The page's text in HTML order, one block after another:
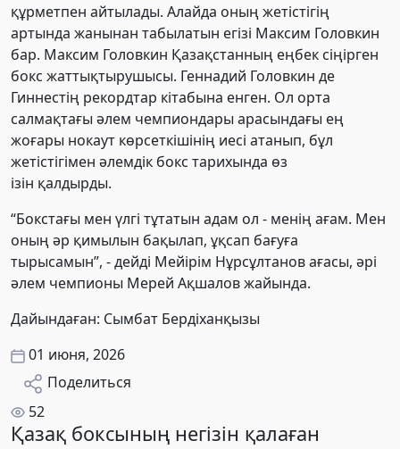
құрметпен айтылады. Алайда оның жетістігің
артында жанынан табылатын егізі Максим Головкин
бар. Максим Головкин Қазақстанның еңбек сіңірген
бокс жаттықтырушысы. Геннадий Головкин де
Гиннестің рекордтар кітабына енген. Ол орта
салмақтағы әлем чемпиондары арасындағы ең
жоғары нокаут көрсеткішінің иесі атанып, бұл
жетістігімен әлемдік бокс тарихында өз
ізін қалдырды.
“Бокстағы мен үлгі тұтатын адам ол - менің ағам. Мен
оның әр қимылын бақылап, ұқсап бағуға
тырысамын”, - дейді Мейірім Нұрсұлтанов ағасы, әрі
әлем чемпионы Мерей Ақшалов жайында.
Дайындаған: Сымбат Бердіханқызы
01 июня, 2026
Поделиться
52
Қазақ боксының негізін қалаған